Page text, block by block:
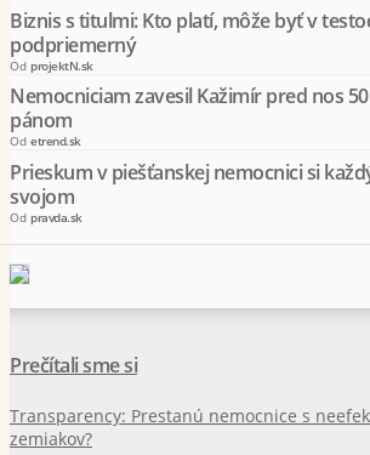
Biznis s titulmi: Kto platí, môže byť v
podpriemerný
Od projektN.sk
Nemocniciam zavesil Kažimír pred nos
pánom
Od etrend.sk
Prieskum v piešťanskej nemocnici si
svojom
Od pravda.sk
Prečítali sme si
Transparency: Prestanú nemocnice s
zemiakov?